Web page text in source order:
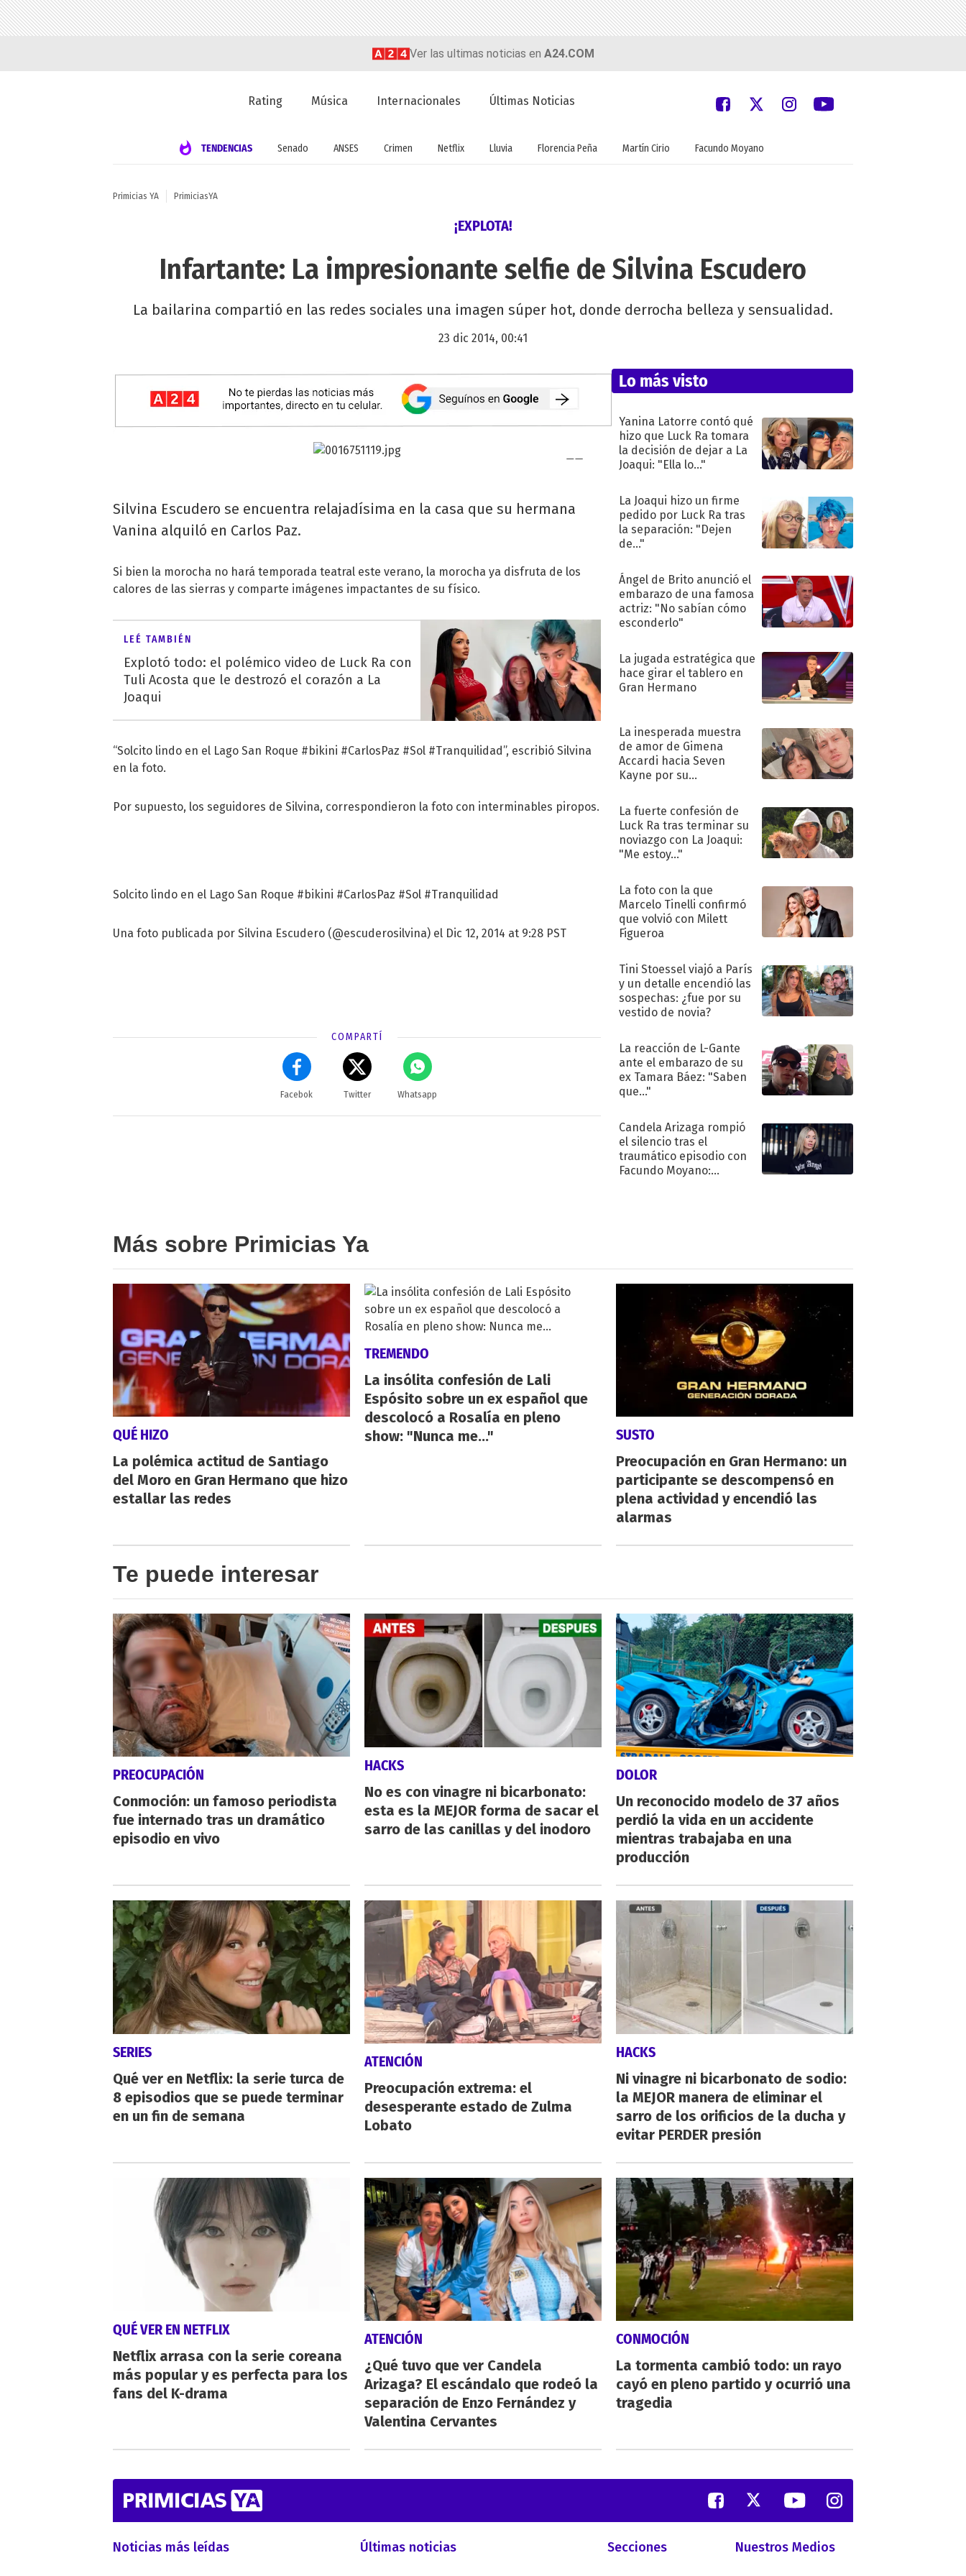
Ver las ultimas noticias en A24.COM
Rating Música Internacionales Últimas Noticias
TENDENCIAS Senado ANSES Crimen Netflix Lluvia Florencia Peña Martín Cirio Facundo Moyano
Primicias YA PrimiciasYA
¡EXPLOTA!
Infartante: La impresionante selfie de Silvina Escudero
La bailarina compartió en las redes sociales una imagen súper hot, donde derrocha belleza y sensualidad.
23 dic 2014, 00:41
Silvina Escudero se encuentra relajadísima en la casa que su hermana
Vanina alquiló en Carlos Paz.
Si bien la morocha no hará temporada teatral este verano, la morocha ya disfruta de los
calores de las sierras y comparte imágenes impactantes de su físico.
LEÉ TAMBIÉN
Explotó todo: el polémico video de Luck Ra con
Tuli Acosta que le destrozó el corazón a La
Joaqui
“Solcito lindo en el Lago San Roque #bikini #CarlosPaz #Sol #Tranquilidad”, escribió Silvina
en la foto.
Por supuesto, los seguidores de Silvina, correspondieron la foto con interminables piropos.
Solcito lindo en el Lago San Roque #bikini #CarlosPaz #Sol #Tranquilidad
Una foto publicada por Silvina Escudero (@escuderosilvina) el Dic 12, 2014 at 9:28 PST
COMPARTÍ
Facebok Twitter Whatsapp
Lo más visto
Yanina Latorre contó qué
hizo que Luck Ra tomara
la decisión de dejar a La
Joaqui: "Ella lo..."
La Joaqui hizo un firme
pedido por Luck Ra tras
la separación: "Dejen
de..."
Ángel de Brito anunció el
embarazo de una famosa
actriz: "No sabían cómo
esconderlo"
La jugada estratégica que
hace girar el tablero en
Gran Hermano
La inesperada muestra
de amor de Gimena
Accardi hacia Seven
Kayne por su
La fuerte confesión de
Luck Ra tras terminar su
noviazgo con La Joaqui:
"Me estoy..."
La foto con la que
Marcelo Tinelli confirmó
que volvió con Milett
Figueroa
Tini Stoessel viajó a París
y un detalle encendió las
sospechas: ¿fue por su
vestido de novia?
La reacción de L-Gante
ante el embarazo de su
ex Tamara Báez: "Saben
que..."
Candela Arizaga rompió
el silencio tras el
traumático episodio con
Facundo Moyano:
Más sobre Primicias Ya
QUÉ HIZO
La polémica actitud de Santiago
del Moro en Gran Hermano que hizo
estallar las redes
TREMENDO
La insólita confesión de Lali
Espósito sobre un ex español que
descolocó a Rosalía en pleno
show: "Nunca me..."
SUSTO
Preocupación en Gran Hermano: un
participante se descompensó en
plena actividad y encendió las
alarmas
Te puede interesar
PREOCUPACIÓN
Conmoción: un famoso periodista
fue internado tras un dramático
episodio en vivo
HACKS
No es con vinagre ni bicarbonato:
esta es la MEJOR forma de sacar el
sarro de las canillas y del inodoro
DOLOR
Un reconocido modelo de 37 años
perdió la vida en un accidente
mientras trabajaba en una
producción
SERIES
Qué ver en Netflix: la serie turca de
8 episodios que se puede terminar
en un fin de semana
ATENCIÓN
Preocupación extrema: el
desesperante estado de Zulma
Lobato
HACKS
Ni vinagre ni bicarbonato de sodio:
la MEJOR manera de eliminar el
sarro de los orificios de la ducha y
evitar PERDER presión
QUÉ VER EN NETFLIX
Netflix arrasa con la serie coreana
más popular y es perfecta para los
fans del K-drama
ATENCIÓN
¿Qué tuvo que ver Candela
Arizaga? El escándalo que rodeó la
separación de Enzo Fernández y
Valentina Cervantes
CONMOCIÓN
La tormenta cambió todo: un rayo
cayó en pleno partido y ocurrió una
tragedia
Noticias más leídas Últimas noticias Secciones Nuestros Medios